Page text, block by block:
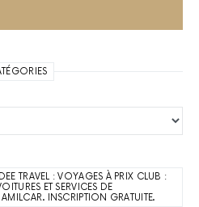
TRAVEL : VOYAGES À PRIX CLUB :
ET SERVICES DE
INSCRIPTION GRATUITE.